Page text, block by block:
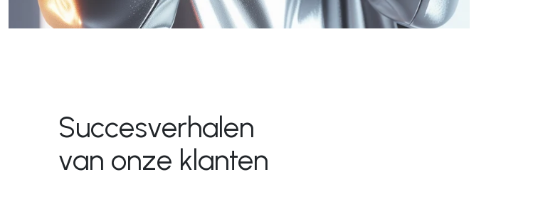
Succesverhalen
van onze klanten